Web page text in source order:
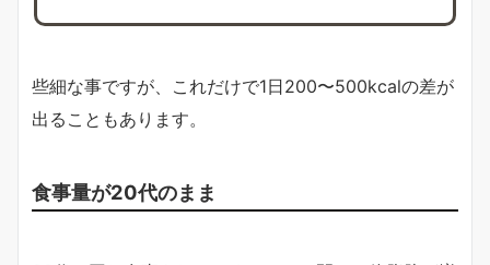
些細な事ですが、これだけで1日200〜500kcalの差が
出ることもあります。
食事量が20代のまま